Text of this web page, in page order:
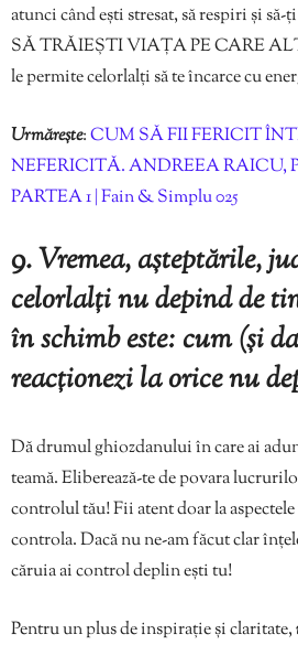
atunci când ești stresat, să respiri și
SĂ TRĂIEȘTI VIAȚA PE CARE
le permite celorlalți să te încarce cu
Urmărește:CUM SĂ FII FERICIT
NEFERICITĂ. ANDREEA RAICU,
PARTEA 1 | Fain & Simplu 025
9. Vremea, așteptările,
celorlalți nu depind de
în schimb este: cum (și
reacționezi la orice nu
Dă drumul ghiozdanului în care ai
teamă. Eliberează-te de povara
controlul tău! Fii atent doar la
controla. Dacă nu ne-am făcut clar
căruia ai control deplin ești tu!
Pentru un plus de inspirație și claritate,